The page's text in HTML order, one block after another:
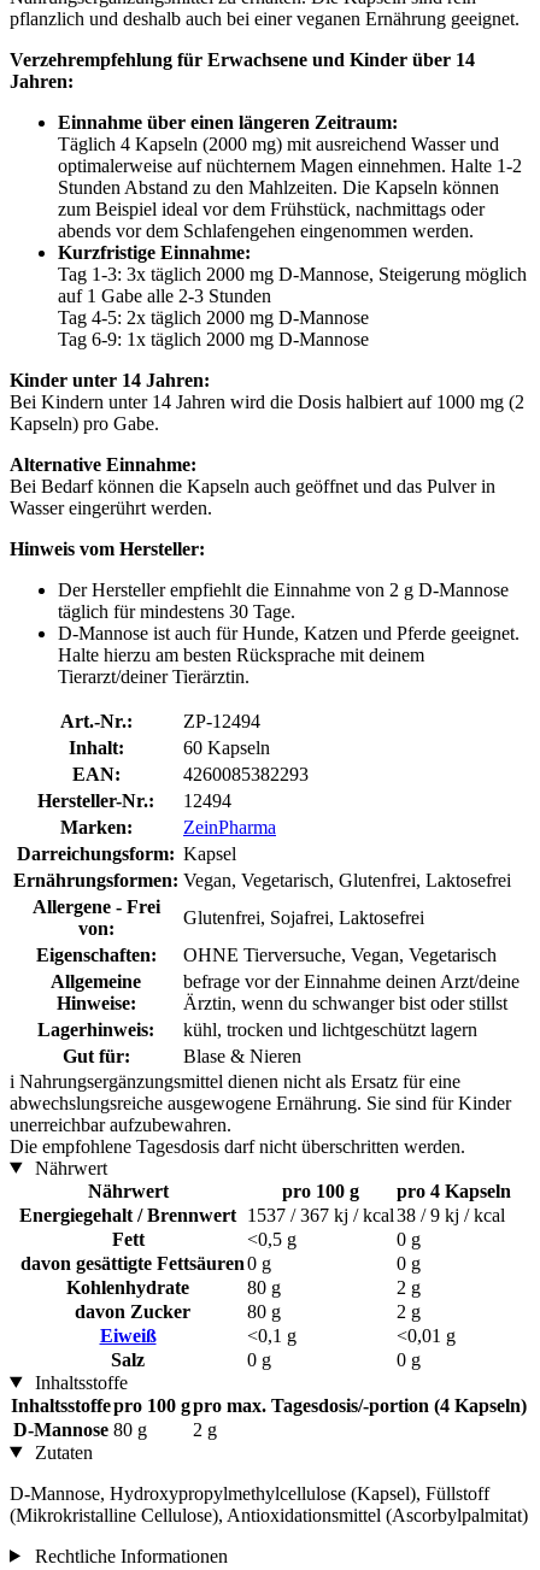
pflanzlich und deshalb auch bei einer veganen Ernährung geeignet.
Verzehrempfehlung für Erwachsene und Kinder über 14
Jahren:
Einnahme über einen längeren Zeitraum:
Täglich 4 Kapseln (2000 mg) mit ausreichend Wasser und
optimalerweise auf nüchternem Magen einnehmen. Halte 1-2
Stunden Abstand zu den Mahlzeiten. Die Kapseln können
zum Beispiel ideal vor dem Frühstück, nachmittags oder
abends vor dem Schlafengehen eingenommen werden.
Kurzfristige Einnahme:
Tag 1-3: 3x täglich 2000 mg D-Mannose, Steigerung möglich
auf 1 Gabe alle 2-3 Stunden
Tag 4-5: 2x täglich 2000 mg D-Mannose
Tag 6-9: 1x täglich 2000 mg D-Mannose
Kinder unter 14 Jahren:
Bei Kindern unter 14 Jahren wird die Dosis halbiert auf 1000 mg (2
Kapseln) pro Gabe.
Alternative Einnahme:
Bei Bedarf können die Kapseln auch geöffnet und das Pulver in
Wasser eingerührt werden.
Hinweis vom Hersteller:
Der Hersteller empfiehlt die Einnahme von 2 g D-Mannose
täglich für mindestens 30 Tage.
D-Mannose ist auch für Hunde, Katzen und Pferde geeignet.
Halte hierzu am besten Rücksprache mit deinem
Tierarzt/deiner Tierärztin.
Art.-Nr.:
ZP-12494
Inhalt:
60 Kapseln
EAN:
4260085382293
Hersteller-Nr.:
12494
Marken:
ZeinPharma
Darreichungsform: Kapsel
Ernährungsformen: Vegan, Vegetarisch, Glutenfrei, Laktosefrei
Allergene - Frei
von:
Glutenfrei, Sojafrei, Laktosefrei
Eigenschaften:
OHNE Tierversuche, Vegan, Vegetarisch
Allgemeine
Hinweise:
befrage vor der Einnahme deinen Arzt/deine
Ärztin, wenn du schwanger bist oder stillst
Lagerhinweis:
kühl, trocken und lichtgeschützt lagern
Gut für:
Blase & Nieren
i Nahrungsergänzungsmittel dienen nicht als Ersatz für eine
abwechslungsreiche ausgewogene Ernährung. Sie sind für Kinder
unerreichbar aufzubewahren.
Die empfohlene Tagesdosis darf nicht überschritten werden.
Nährwert
Nährwert
pro 100 g
pro 4 Kapseln
Energiegehalt / Brennwert 1537 / 367 kj / kcal38 / 9 kj / kcal
Fett
<0,5 g
0 g
davon gesättigte Fettsäuren0 g
0 g
Kohlenhydrate
80 g
2 g
davon Zucker
80 g
2 g
Eiweiß
<0,1 g
<0,01 g
Salz
0 g
0 g
Inhaltsstoffe
Inhaltsstoffepro 100 gpro max. Tagesdosis/-portion (4 Kapseln)
D-Mannose 80 g
2 g
Zutaten
D-Mannose, Hydroxypropylmethylcellulose (Kapsel), Füllstoff
(Mikrokristalline Cellulose), Antioxidationsmittel (Ascorbylpalmitat)
Rechtliche Informationen